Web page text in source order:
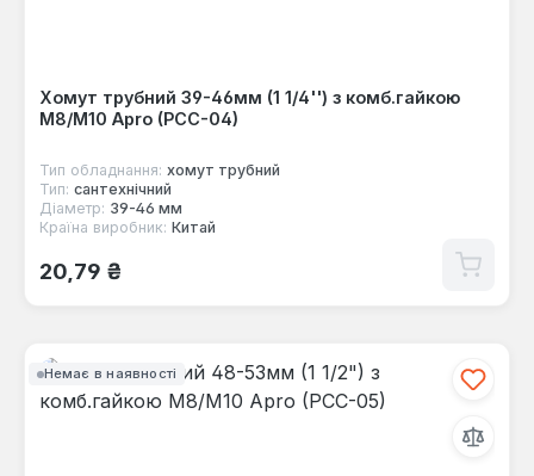
Хомут трубний 39-46мм (1 1/4'') з комб.гайкою
М8/М10 Apro (PCC-04)
Тип обладнання: хомут трубний
Тип: сантехнічний
Діаметр: 39-46 мм
Країна виробник: Китай
Звичайна ціна:
20,79 ₴
Немає в наявності